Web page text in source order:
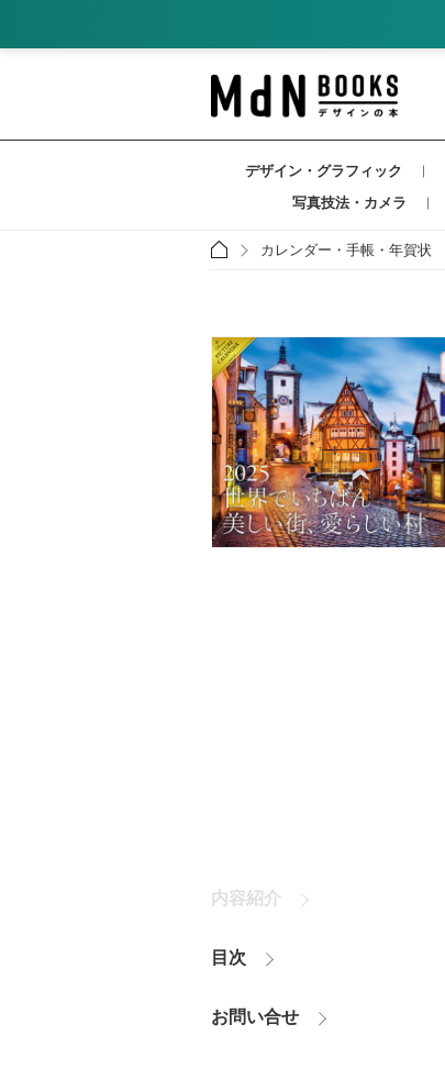
デザイン・グラフィック
写真技法・カメラ
カレンダー・手帳・年賀状
内容紹介
目次
お問い合せ